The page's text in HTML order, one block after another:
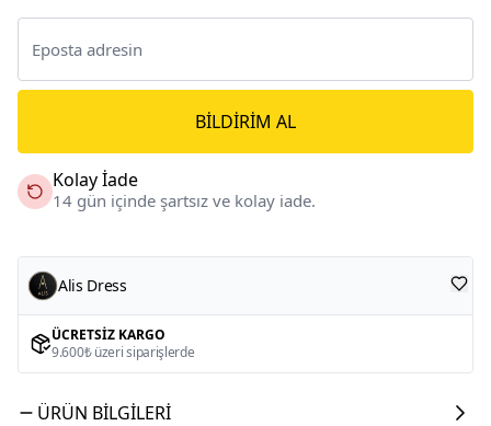
BILDIRIM AL
Kolay İade
14 gün içinde şartsız ve kolay iade.
Alis Dress
ÜCRETSIZ KARGO
9.600₺ üzeri siparişlerde
ÜRÜN BILGILERI